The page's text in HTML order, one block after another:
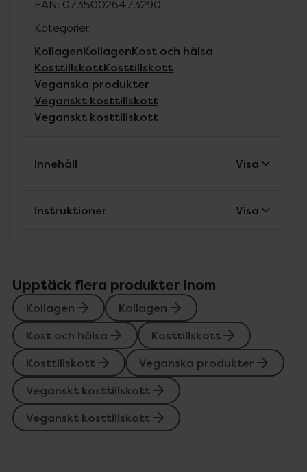
EAN: 07350026473290
Kategorier:
KollagenKollagenKost och hälsa
KosttillskottKosttillskott
Veganska produkter
Veganskt kosttillskott
Veganskt kosttillskott
Innehåll Visa
Instruktioner Visa
Upptäck flera produkter inom
Kollagen
Kollagen
Kost och hälsa
Kosttillskott
Kosttillskott
Veganska produkter
Veganskt kosttillskott
Veganskt kosttillskott